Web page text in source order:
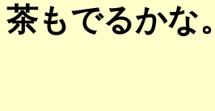
茶もでるかな。